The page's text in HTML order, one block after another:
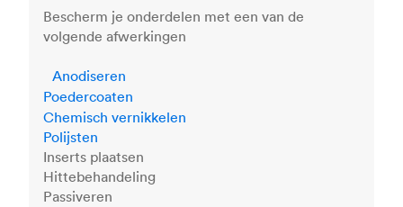
Bescherm je onderdelen met een van de
volgende afwerkingen
Anodiseren
Poedercoaten
Chemisch vernikkelen
Polijsten
Inserts plaatsen
Hittebehandeling
Passiveren